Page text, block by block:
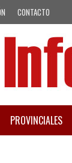
CONTACTO
PROVINCIALES